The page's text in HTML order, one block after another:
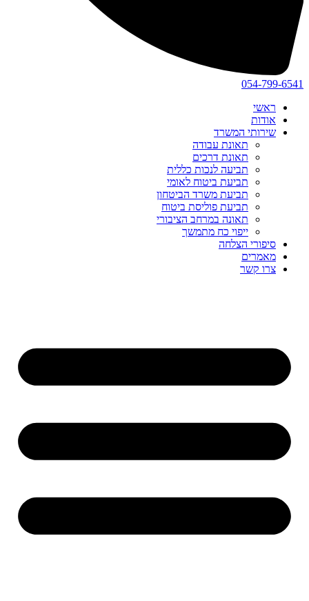
054-799-6541
ראשי
אודות
שירותי המשרד
תאונת עבודה
תאונת דרכים
תביעה לנכות כללית
תביעת ביטוח לאומי
תביעת משרד הביטחון
תביעת פוליסת ביטוח
תאונה במרחב הציבורי
ייפוי כח מתמשך
סיפורי הצלחה
מאמרים
צרו קשר